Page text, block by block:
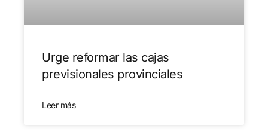
Urge reformar las cajas
previsionales provinciales
Leer más